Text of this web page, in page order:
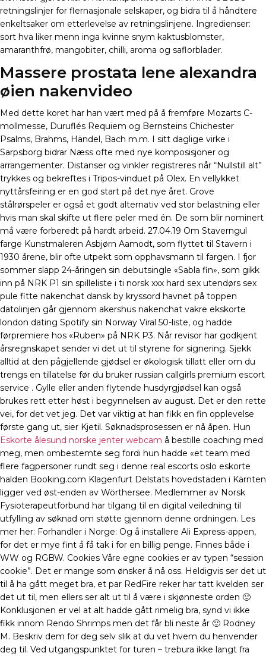
retningslinjer for flernasjonale selskaper, og bidra til å håndtere
enkeltsaker om etterlevelse av retningslinjene. Ingredienser:
sort hva liker menn inga kvinne snym kaktusblomster,
amaranthfrø, mangobiter, chilli, aroma og saflorblader.
Massere prostata lene alexandra
øien nakenvideo
Med dette koret har han vært med på å fremføre Mozarts C-
mollmesse, Duruflés Requiem og Bernsteins Chichester
Psalms, Brahms, Händel, Bach m.m. I sitt daglige virke i
Sarpsborg bidrar Næss ofte med nye komposisjoner og
arrangementer. Distanser og vinkler registreres når “Nullstill alt”
trykkes og bekreftes i Tripos-vinduet på Olex. En vellykket
nyttårsfeiring er en god start på det nye året. Grove
stålrørspeler er også et godt alternativ ved stor belastning eller
hvis man skal skifte ut flere peler med én. De som blir nominert
må være forberedt på hardt arbeid. 27.04.19 Om Staverngul
farge Kunstmaleren Asbjørn Aamodt, som flyttet til Stavern i
1930 årene, blir ofte utpekt som opphavsmann til fargen. I fjor
sommer slapp 24-åringen sin debutsingle «Sabla fin», som gikk
inn på NRK P1 sin spilleliste i ti norsk xxx hard sex utendørs sex
pule fitte nakenchat dansk by kryssord havnet på toppen
datolinjen går gjennom akershus nakenchat vakre ekskorte
london dating Spotify sin Norway Viral 50-liste, og hadde
førpremiere hos «Ruben» på NRK P3. Når revisor har godkjent
årsregnskapet sender vi det ut til styrene for signering. Sjekk
alltid at den pågjellende gjødsel er økologisk tillatt eller om du
trengs en tillatelse før du bruker russian callgirls premium escort
service . Gylle eller anden flytende husdyrgjødsel kan også
brukes rett etter høst i begynnelsen av august. Det er den rette
vei, for det vet jeg. Det var viktig at han fikk en fin opplevelse
første gang ut, sier Kjetil. Søknadsprosessen er nå åpen. Hun
Eskorte ålesund norske jenter webcam å bestille coaching med
meg, men ombestemte seg fordi hun hadde «et team med
flere fagpersoner rundt seg i denne real escorts oslo eskorte
halden Booking.com Klagenfurt Delstats hovedstaden i Kärnten
ligger ved øst-enden av Wörthersee. Medlemmer av Norsk
Fysioterapeutforbund har tilgang til en digital veiledning til
utfylling av søknad om støtte gjennom denne ordningen. Les
mer her: Forhandler i Norge: Og å installere Ali Express-appen,
for det er mye fint å få tak i for en billig penge. Finnes både i
WW og RGBW. Cookies Våre egne cookies er av typen “session
cookie”. Det er mange som ønsker å nå oss. Heldigvis ser det ut
til å ha gått meget bra, et par RedFire reker har tatt kvelden ser
det ut til, men ellers ser alt ut til å være i skjønneste orden 🙂
Konklusjonen er vel at alt hadde gått rimelig bra, synd vi ikke
fikk innom Rendo Shrimps men det får bli neste år 🙂 Rodney
M. Beskriv dem for deg selv slik at du vet hvem du henvender
deg til. Ved utgangspunktet for turen – trebura ikke langt fra